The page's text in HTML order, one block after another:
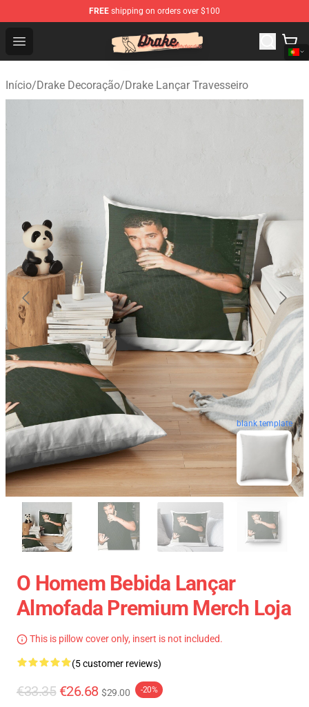
FREE shipping on orders over $100
Open menu
Drake Shop - Official Drake Merchandise Store
Início/Drake Decoração/Drake Lançar Travesseiro
blank template
O Homem Bebida Lançar
Almofada Premium Merch Loja
This is pillow cover only, insert is not included.
(5 customer reviews)
€33.35 €26.68 $29.00 -20%